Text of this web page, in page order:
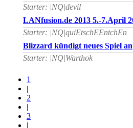
Starter: |NQ|devil
LANfusion.de 2013 5.-7.April
Starter: |NQ|quiEtschEEntchEn
Blizzard kündigt neues Spiel an
Starter: |NQ|Warthok
1
|
2
|
3
|